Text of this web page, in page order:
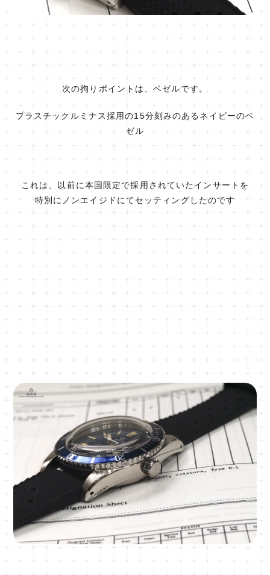
次の拘りポイントは、ベゼルです。
プラスチックルミナス採用の15分刻みのあるネイビーのベ
ゼル
これは、以前に本国限定で採用されていたインサートを
特別にノンエイジドにてセッティングしたのです